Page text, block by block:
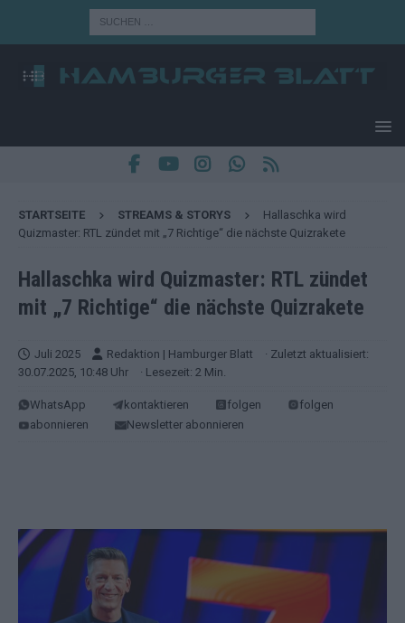
STARTSEITE STREAMS & STORYS
Hallaschka wird
Quizmaster: RTL zündet mit „7 Richtige“ die nächste Quizrakete
Hallaschka wird Quizmaster: RTL zündet
mit „7 Richtige“ die nächste Quizrakete
Juli 2025 Redaktion | Hamburger Blatt
· Zuletzt aktualisiert:
30.07.2025, 10:48 Uhr
· Lesezeit: 2 Min.
WhatsApp kontaktieren folgen
folgen
abonnieren
Newsletter abonnieren